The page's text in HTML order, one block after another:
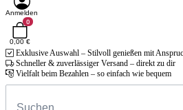
Anmelden
0
0,00 €
Exklusive Auswahl – Stilvoll genießen mit
Schneller & zuverlässiger Versand – direkt zu dir
Vielfalt beim Bezahlen – so einfach wie bequem